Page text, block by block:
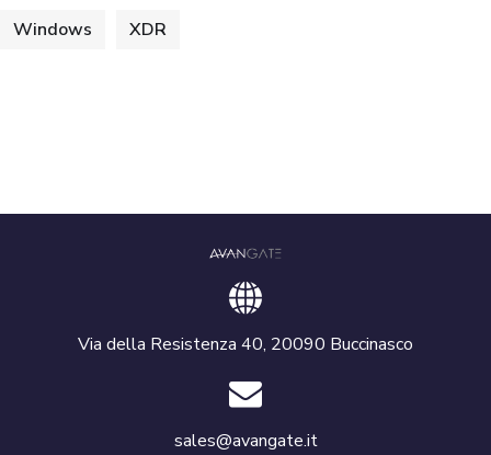
Windows XDR
Via della Resistenza 40, 20090 Buccinasco
sales@avangate.it